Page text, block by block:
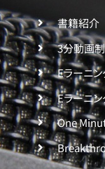
書籍紹介
3分動画
Eラーニン
Eラーニン
One